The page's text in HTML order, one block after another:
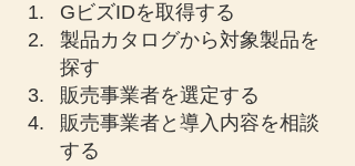
GビズIDを取得する
製品カタログから対象製品を
探す
販売事業者を選定する
販売事業者と導入内容を相談
する